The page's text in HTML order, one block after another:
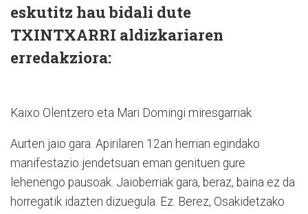
eskutitz hau bidali dute
TXINTXARRI aldizkariaren
erredakziora:
Kaixo Olentzero eta Mari Domingi miresgarriak.
Aurten jaio gara. Apirilaren 12an herrian egindako
manifestazio jendetsuan eman genituen gure
lehenengo pausoak. Jaioberriak gara, beraz, baina ez da
horregatik idazten dizuegula. Ez. Berez, Osakidetzako